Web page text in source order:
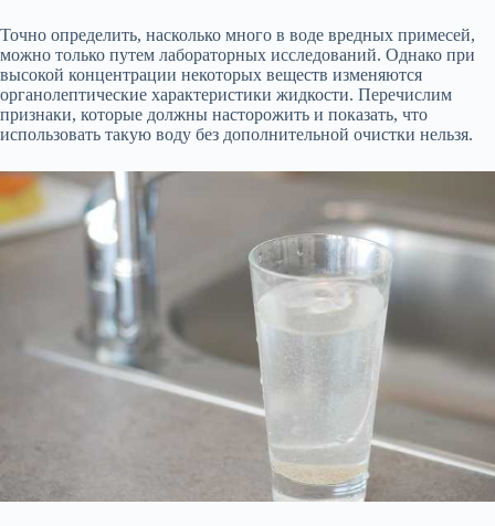
Точно определить, насколько много в воде вредных примесей,
можно только путем лабораторных исследований. Однако при
высокой концентрации некоторых веществ изменяются
органолептические характеристики жидкости. Перечислим
признаки, которые должны насторожить и показать, что
использовать такую воду без дополнительной очистки нельзя.